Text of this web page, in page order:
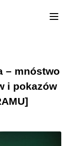
– mnóstwo
i pokazów